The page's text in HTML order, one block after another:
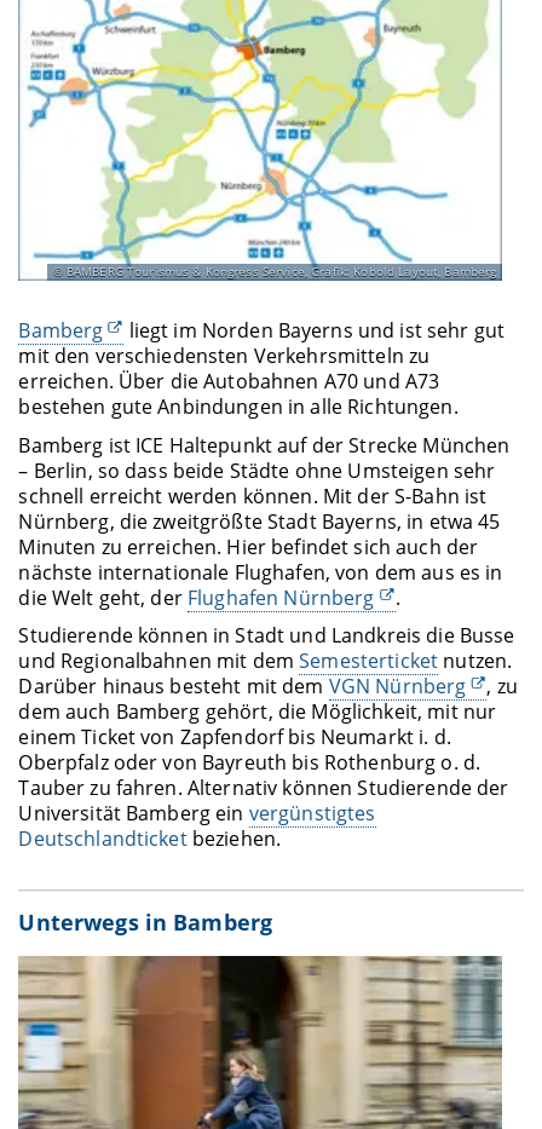
BAMBERG Tourismus & Kongress Service, Grafik: Kobold Layout, Bamberg
Bamberg
liegt im Norden Bayerns und ist sehr gut
mit den verschiedensten Verkehrsmitteln zu
erreichen. Über die Autobahnen A70 und A73
bestehen gute Anbindungen in alle Richtungen.
Bamberg ist ICE Haltepunkt auf der Strecke München
– Berlin, so dass beide Städte ohne Umsteigen sehr
schnell erreicht werden können. Mit der S-Bahn ist
Nürnberg, die zweitgrößte Stadt Bayerns, in etwa 45
Minuten zu erreichen. Hier befindet sich auch der
nächste internationale Flughafen, von dem aus es in
die Welt geht, der Flughafen Nürnberg
.
Studierende können in Stadt und Landkreis die Busse
und Regionalbahnen mit demSemesterticket nutzen.
Darüber hinaus besteht mit dem VGN Nürnberg
, zu
dem auch Bamberg gehört, die Möglichkeit, mit nur
einem Ticket von Zapfendorf bis Neumarkt i. d.
Oberpfalz oder von Bayreuth bis Rothenburg o. d.
Tauber zu fahren. Alternativ können Studierende der
Universität Bamberg ein vergünstigtes
Deutschlandticketbeziehen.
Unterwegs in Bamberg